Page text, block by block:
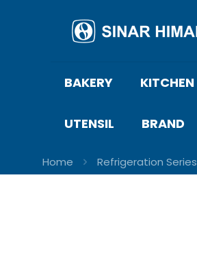
BAKERY KITCHEN
UTENSIL BRAND
Home Refrigeration Series